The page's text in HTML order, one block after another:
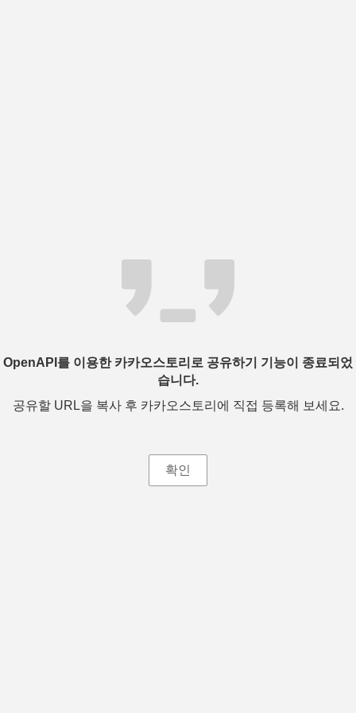
OpenAPI를 이용한 카카오스토리로 공유하기 기능이 종료되었
습니다.
공유할 URL을 복사 후 카카오스토리에 직접 등록해 보세요.
확인